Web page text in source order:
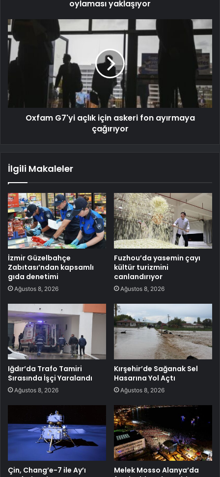
oylaması yaklaşıyor
Oxfam G7'yi açlık için askeri fon ayırmaya
çağırıyor
İlgili Makaleler
İzmir Güzelbahçe
Zabıtası’ndan kapsamlı
gıda denetimi
Ağustos 8, 2026
Fuzhou’da yasemin çayı
kültür turizmini
canlandırıyor
Ağustos 8, 2026
Iğdır’da Trafo Tamiri
Sırasında İşçi Yaralandı
Ağustos 8, 2026
Kırşehir’de Sağanak Sel
Hasarına Yol Açtı
Ağustos 8, 2026
Çin, Chang’e-7 ile Ay’ı
Melek Mosso Alanya’da